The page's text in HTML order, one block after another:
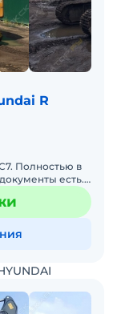
R
Полностью в
есть.
ходовая